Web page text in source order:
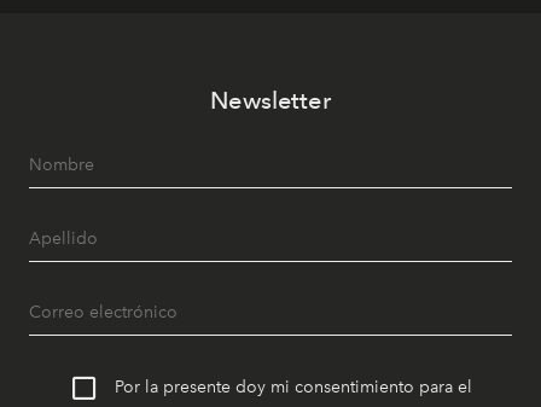
Newsletter
Por la presente doy mi consentimiento para el